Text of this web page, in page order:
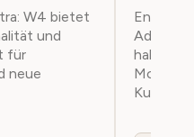
W4 bietet
und
für
neue
Ende
haben
Kunden